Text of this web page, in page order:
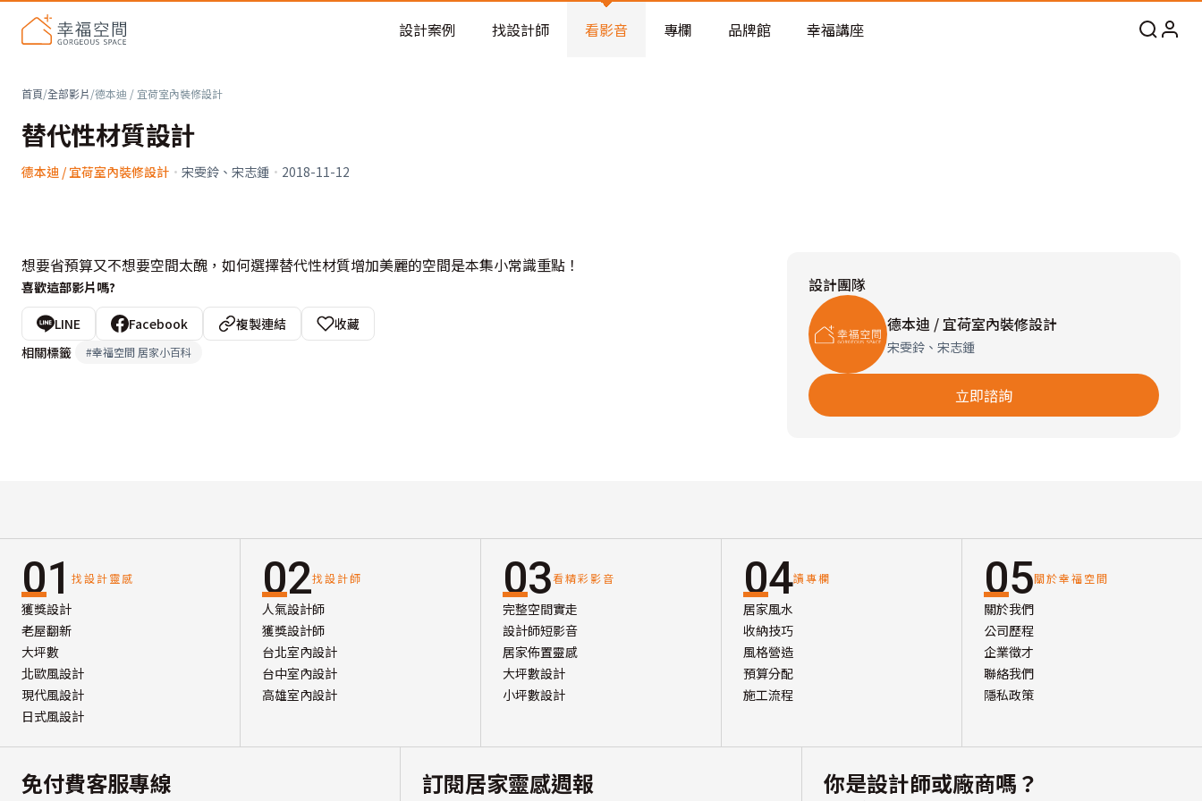
老屋預算分配與高 CP 值煥新術
設計案例 找設計師 看影音 專欄 品牌館 幸福講座
首頁/全部影片/德本迪 / 宜荷室內裝修設計
替代性材質設計
德本迪 / 宜荷室內裝修設計 · 宋雯鈴、宋志鍾 · 2018-11-12
想要省預算又不想要空間太醜，如何選擇替代性材質增加美麗的空間是本集小常識重點！
喜歡這部影片嗎?
LINE Facebook 複製連結
收藏
相關標籤
#幸福空間 居家小百科
設計團隊
德本迪 / 宜荷室內裝修設計
宋雯鈴、宋志鍾
立即諮詢
01 找設計靈感
獲獎設計
老屋翻新
大坪數
北歐風設計
現代風設計
日式風設計
02找設計師
人氣設計師
獲獎設計師
台北室內設計
台中室內設計
高雄室內設計
03看精彩影音
完整空間實走
設計師短影音
居家佈置靈感
大坪數設計
小坪數設計
04讀專欄
居家風水
收納技巧
風格營造
預算分配
施工流程
05關於幸福空間
關於我們
公司歷程
企業徵才
聯絡我們
隱私政策
免付費客服專線 訂閱居家靈感週報 你是設計師或廠商嗎？